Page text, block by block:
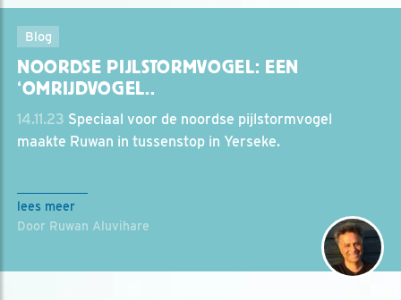
Blog
NOORDSE PIJLSTORMVOGEL: EEN
‘OMRIJDVOGEL..
14.11.23 Speciaal voor de noordse pijlstormvogel
maakte Ruwan in tussenstop in Yerseke.
lees meer
Door Ruwan Aluvihare